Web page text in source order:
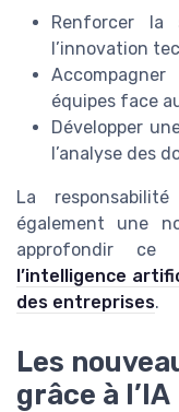
Renforcer la
l’innovation
équipes face
Développer
l’analyse des
La
également une
approfondir ce
l’intelligence
des entreprises.
Les
grâce à l’IA